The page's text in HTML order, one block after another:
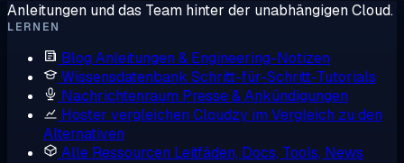
Anleitungen und das Team hinter der unabhängigen Cloud.
LERNEN
Blog Anleitungen & Engineering-Notizen
Wissensdatenbank Schritt-für-Schritt-Tutorials
Nachrichtenraum Presse & Ankündigungen
Hoster vergleichen Cloudzy im Vergleich zu den
Alternativen
Alle Ressourcen Leitfäden, Docs, Tools, News